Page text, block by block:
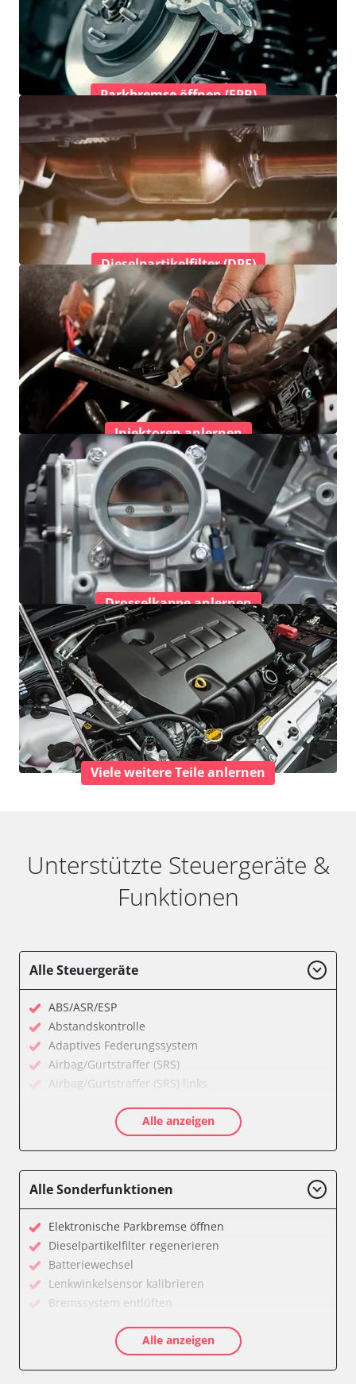
Parkbremse öffnen (EPB)
Dieselpartikelfilter (DPF)
Injektoren anlernen
Drosselkappe anlernen
Viele weitere Teile anlernen
Unterstützte Steuergeräte &
Funktionen
Alle Steuergeräte
ABS/ASR/ESP
Abstandskontrolle
Adaptives Federungssystem
Airbag/Gurtstraffer (SRS)
Airbag/Gurtstraffer (SRS) links
Aktiver Kollisionsschutz
Anhängersteuergerät
Batteriemanagement
CD-Wechsler
Command
Dachbedieneinheit (DBE)
Diagnoseschnittstelle (EOBD/OBDII)
Einparkhilfe
Elektronische Zündanlage
Elektronisches Stabilitätsprogramm (ESP)
Elektronisches Wählhebel-Modul (EWM)
Alle anzeigen
Alle Sonderfunktionen
Elektronische Parkbremse öffnen
Dieselpartikelfilter regenerieren
Batteriewechsel
Lenkwinkelsensor kalibrieren
Bremssystem entlüften
Luftmassenmesser anlernen
Elektronische Parkbremse kalibrieren
Alle anzeigen